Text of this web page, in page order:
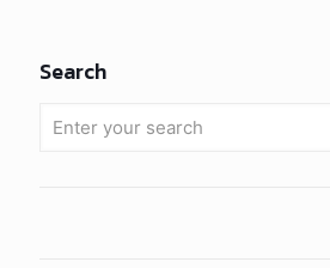
Search